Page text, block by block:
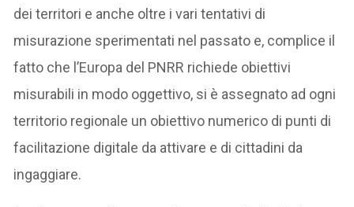
dei territori e anche oltre i vari tentativi di
misurazione sperimentati nel passato e, complice il
fatto che l’Europa del PNRR richiede obiettivi
misurabili in modo oggettivo, si è assegnato ad ogni
territorio regionale un obiettivo numerico di punti di
facilitazione digitale da attivare e di cittadini da
ingaggiare.